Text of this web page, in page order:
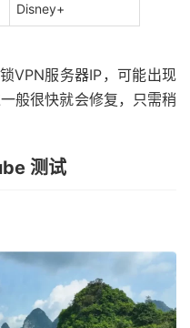
Disney+
VPN服务器IP，可能出现
般很快就会修复，只需稍
测试